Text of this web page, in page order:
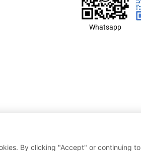
Whatsapp
By clicking "Accept" or continuing to